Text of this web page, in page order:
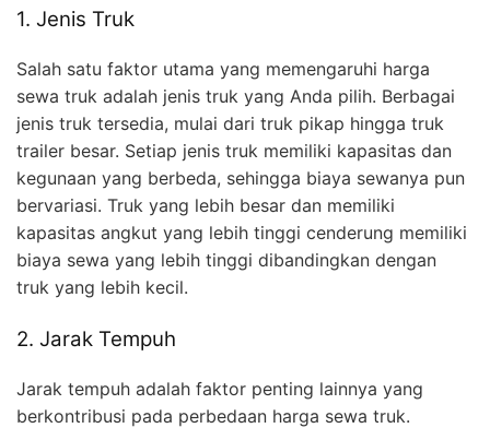
1. Jenis Truk
Salah satu faktor utama yang memengaruhi harga
sewa truk adalah jenis truk yang Anda pilih. Berbagai
jenis truk tersedia, mulai dari truk pikap hingga truk
trailer besar. Setiap jenis truk memiliki kapasitas dan
kegunaan yang berbeda, sehingga biaya sewanya pun
bervariasi. Truk yang lebih besar dan memiliki
kapasitas angkut yang lebih tinggi cenderung memiliki
biaya sewa yang lebih tinggi dibandingkan dengan
truk yang lebih kecil.
2. Jarak Tempuh
Jarak tempuh adalah faktor penting lainnya yang
berkontribusi pada perbedaan harga sewa truk.